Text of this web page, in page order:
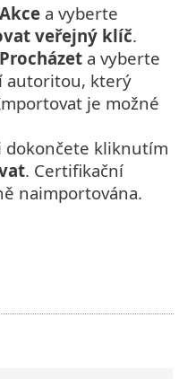
Akce a vyberte
veřejný klíč.
Procházet a vyberte
autoritou, který
je možné
dokončete kliknutím
. Certifikační
naimportována.